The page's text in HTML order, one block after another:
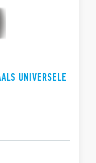
UNIVERSELE